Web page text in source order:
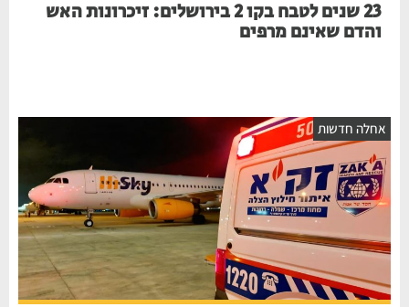
23 שנים לטבח בקו 2 בירושלים: זיכרונות האש
והדם שאינם מרפים
חדשות